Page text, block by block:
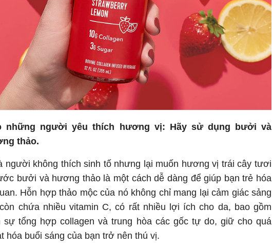
những người yêu thích hương vị: Hãy sử dụng bưởi và
thảo.
người không thích sinh tố nhưng lại muốn hương vị trái cây tươi
bưởi và hương thảo là một cách dễ dàng để giúp bạn trẻ hóa
Hỗn hợp thảo mộc của nó không chỉ mang lại cảm giác sảng
chứa nhiều vitamin C, có rất nhiều lợi ích cho da, bao gồm
sự tổng hợp collagen và trung hòa các gốc tự do, giữ cho quá
hóa buổi sáng của bạn trở nên thú vị.